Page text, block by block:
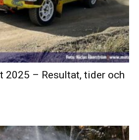
2025 – Resultat, tider och